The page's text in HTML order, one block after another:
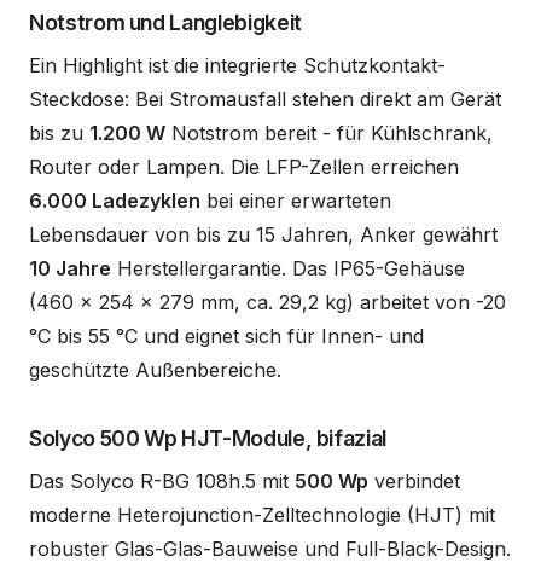
Notstrom und Langlebigkeit
Ein Highlight ist die integrierte Schutzkontakt-
Steckdose: Bei Stromausfall stehen direkt am Gerät
bis zu 1.200 W Notstrom bereit - für Kühlschrank,
Router oder Lampen. Die LFP-Zellen erreichen
6.000 Ladezyklen bei einer erwarteten
Lebensdauer von bis zu 15 Jahren, Anker gewährt
10 Jahre Herstellergarantie. Das IP65-Gehäuse
(460 x 254 x 279 mm, ca. 29,2 kg) arbeitet von -20
°C bis 55 °C und eignet sich für Innen- und
geschützte Außenbereiche.
Solyco 500 Wp HJT-Module, bifazial
Das Solyco R-BG 108h.5 mit 500 Wp verbindet
moderne Heterojunction-Zelltechnologie (HJT) mit
robuster Glas-Glas-Bauweise und Full-Black-Design.